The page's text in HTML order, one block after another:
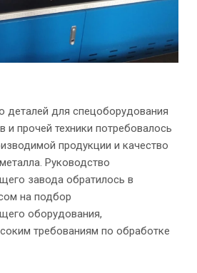
деталей для спецоборудования
и прочей техники потребовалось
продукции и качество
Руководство
завода обратилось в
на подбор
оборудования,
требованиям по обработке